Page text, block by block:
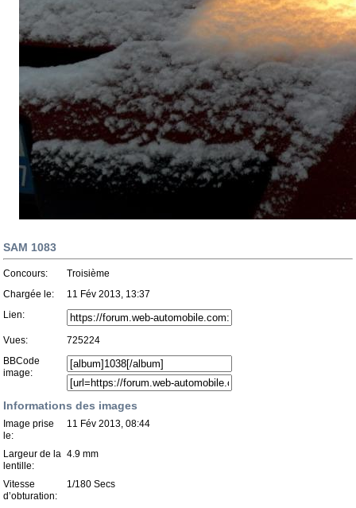
SAM 1083
Concours:
Troisième
Chargée le:
11 Fév 2013, 13:37
Lien:
Vues:
725224
BBCode
image:
Informations des images
Image prise
le:
11 Fév 2013, 08:44
Largeur de la
lentille:
4.9 mm
Vitesse
d’obturation:
1/180 Secs